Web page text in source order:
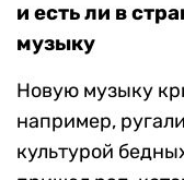
и есть ли в
музыку
Новую музыку
например,
культурой